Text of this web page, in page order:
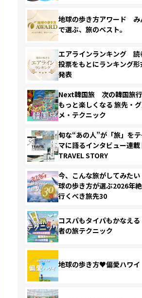
地球の歩き方アワード み
で選ぶ、旅のベスト。
エアラインランキング 読
投票をもとにランキング形
発表
Next韓国旅 次の韓国旅
もっと楽しくなる 旅先・
メ・テクニック
旬な“あの人”が「旅」を
マに語るインタビュー連載
TRAVEL STORY
今、こんな旅がしてみたい
球の歩き方が選ぶ2026年
行くべき旅先30
コスパもタイパもかなえる
者の旅テクニック
地球の歩き方♥偏愛ハワイ